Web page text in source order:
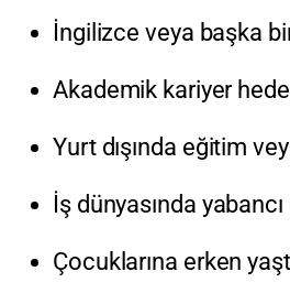
İngilizce veya başka
Akademik kariyer
Yurt dışında eğitim
İş dünyasında
Çocuklarına erken